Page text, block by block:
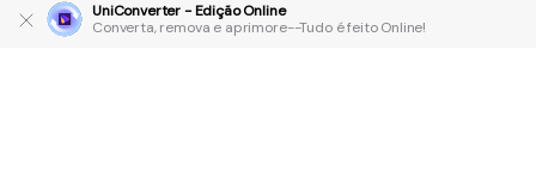
UniConverter - Edição Online
Converta, remova e aprimore--Tudo é feito Online!